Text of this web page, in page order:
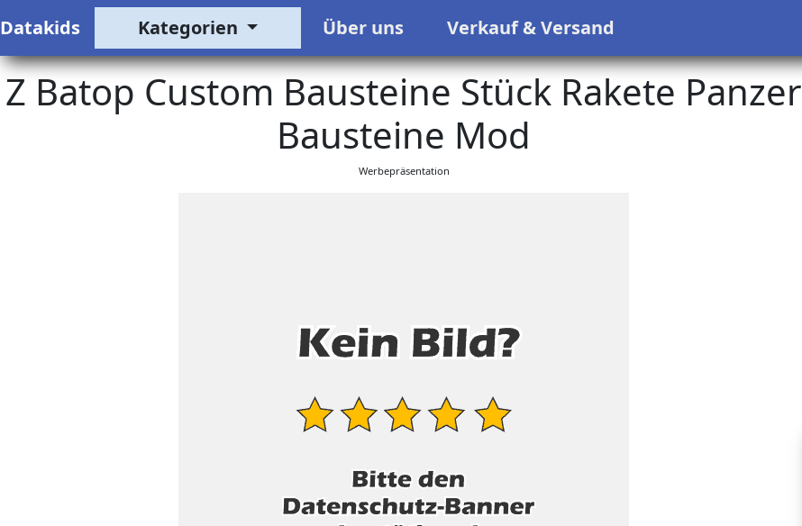
Datakids Kategorien Über uns Verkauf & Versand
Z Batop Custom Bausteine Stück Rakete Panzer
Bausteine Mod
Werbepräsentation